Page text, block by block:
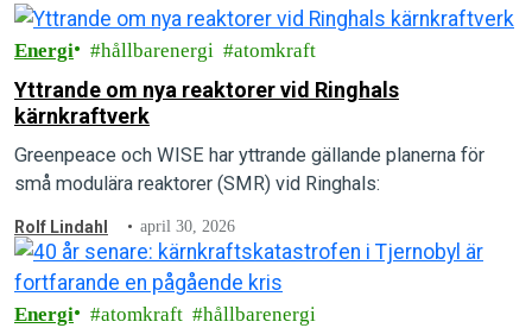
Energi hållbarenergi atomkraft
Yttrande om nya reaktorer vid Ringhals
kärnkraftverk
Greenpeace och WISE har yttrande gällande planerna för
små modulära reaktorer (SMR) vid Ringhals:
Rolf Lindahl april 30, 2026
Energi atomkraft hållbarenergi